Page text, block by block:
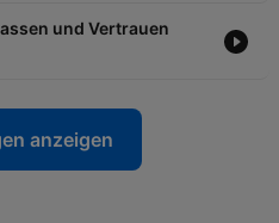
und Vertrauen
anzeigen